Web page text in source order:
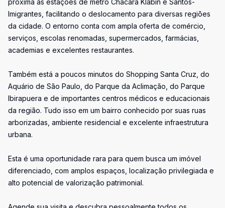
próxima às estações de metrô Chácara Klabin e Santos-
Imigrantes, facilitando o deslocamento para diversas regiões
da cidade. O entorno conta com ampla oferta de comércio,
serviços, escolas renomadas, supermercados, farmácias,
academias e excelentes restaurantes.
Também está a poucos minutos do Shopping Santa Cruz, do
Aquário de São Paulo, do Parque da Aclimação, do Parque
Ibirapuera e de importantes centros médicos e educacionais
da região. Tudo isso em um bairro conhecido por suas ruas
arborizadas, ambiente residencial e excelente infraestrutura
urbana.
Esta é uma oportunidade rara para quem busca um imóvel
diferenciado, com amplos espaços, localização privilegiada e
alto potencial de valorização patrimonial.